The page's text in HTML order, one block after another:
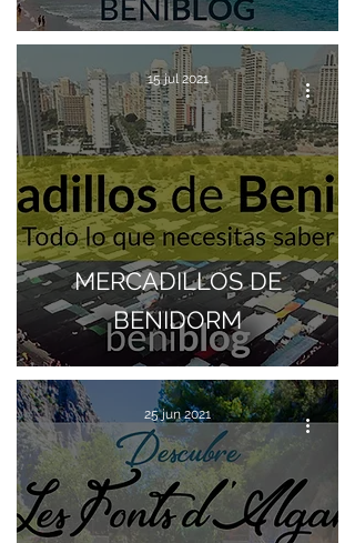
MERCADILLOS DE
BENIDORM
15 jul 2021
25 jun 2021